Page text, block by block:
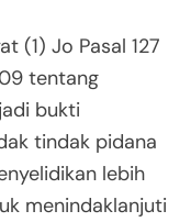
(1) Jo Pasal 127
tentang
bukti
tindak pidana
lebih
menindaklanjuti